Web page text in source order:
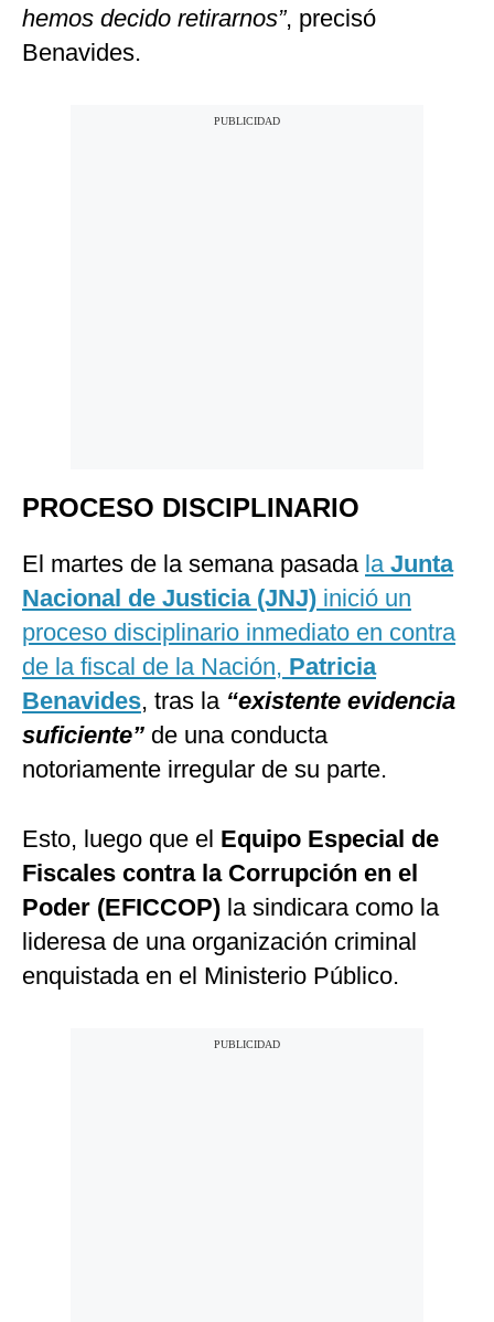
hemos decido retirarnos”, precisó
Benavides.
PROCESO DISCIPLINARIO
El martes de la semana pasada la Junta
Nacional de Justicia (JNJ) inició un
proceso disciplinario inmediato en contra
de la fiscal de la Nación, Patricia
Benavides, tras la “existente evidencia
suficiente” de una conducta
notoriamente irregular de su parte.
Esto, luego que el Equipo Especial de
Fiscales contra la Corrupción en el
Poder (EFICCOP) la sindicara como la
lideresa de una organización criminal
enquistada en el Ministerio Público.